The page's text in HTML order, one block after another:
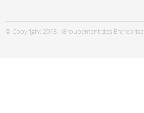
© Copyright 2013 - Groupement des